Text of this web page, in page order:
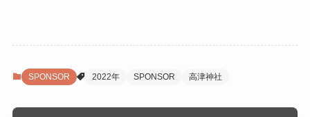
SPONSOR 2022年 SPONSOR 高津神社